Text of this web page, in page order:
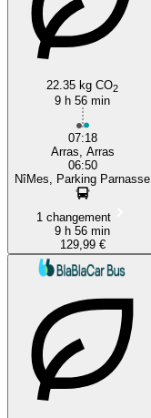
22.35 kg CO2
9 h 56 min
07:18
Arras, Arras
06:50
NîMes, Parking Parnasse
1 changement
9 h 56 min
129,99 €